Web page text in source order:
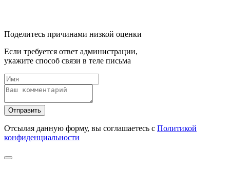
Поделитесь причинами низкой оценки
Если требуется ответ администрации,
укажите способ связи в теле письма
Отправить
Отсылая данную форму, вы соглашаетесь с Политикой
конфиденциальности